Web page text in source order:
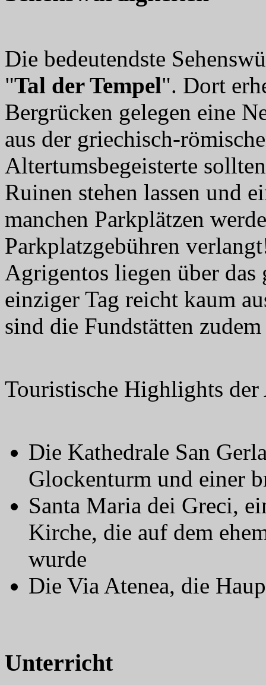
Die bedeutendste
"Tal der Tempel". Dort
Bergrücken gelegen eine
aus der griechisch-
Altertumsbegeisterte
Ruinen stehen lassen und
manchen Parkplätzen
Parkplatzgebühren
Agrigentos liegen über das
einziger Tag reicht kaum
sind die Fundstätten
Touristische Highlights
Die Kathedrale San
Glockenturm und einer
Santa Maria dei Greci,
Kirche, die auf dem
wurde
Die Via Atenea, die
Unterricht